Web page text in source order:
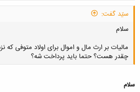
سیّد گفت:
سلام
چقدر هست؟ حتما باید پرداخت شه؟
سلام